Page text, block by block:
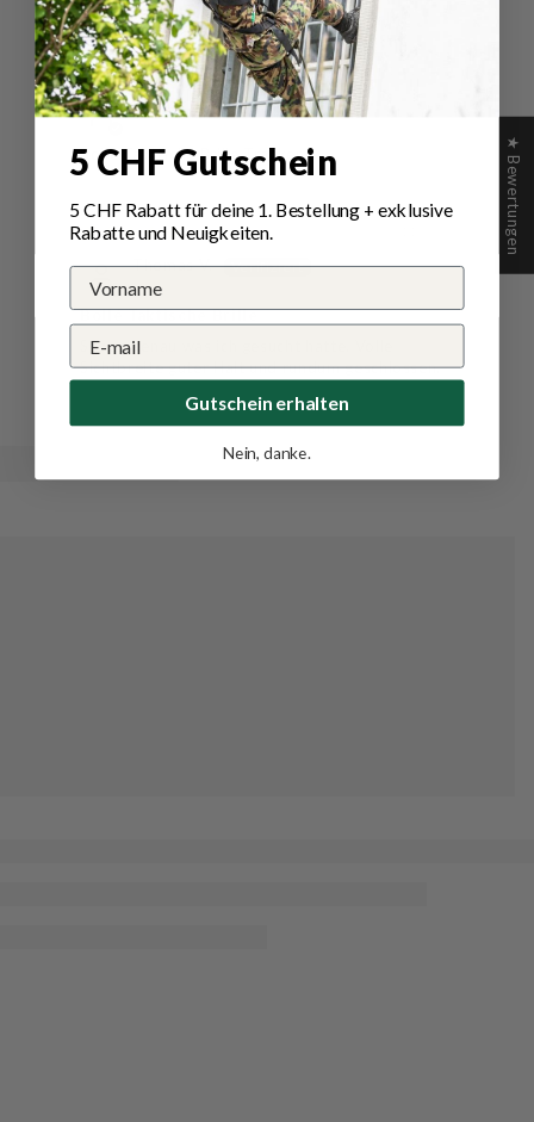
Sort by
Helmut R.
Bollé Taktische Brille Tracker
Thomas V.
Bollé Taktische Brille
Super, genau was ich gesucht hatte. Volle
Sichtbreite guter Halt und rundum geschlossen.
★ Bewertungen
5 CHF Gutschein
5 CHF Rabatt für deine 1. Bestellung+ exklusive
Rabatte und Neuigkeiten.
Gutschein erhalten
Nein, danke.